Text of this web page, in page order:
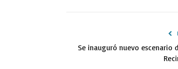
Se inauguró nuevo escenario